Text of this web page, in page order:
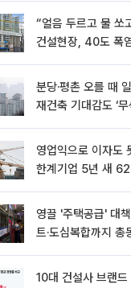
“얼음 두르고 물 쏘
건설현장, 40도 폭
분당·평촌 오를 때
재건축 기대감도 ‘무
영업익으로 이자도
한계기업 5년 새
영끌 '주택공급' 대
트·도심복합까지 총
10대 건설사 브랜